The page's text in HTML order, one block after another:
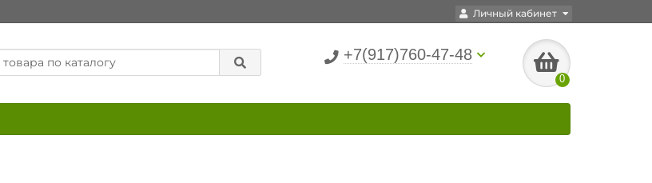
Личный кабинет
+7(917)760-47-48
0